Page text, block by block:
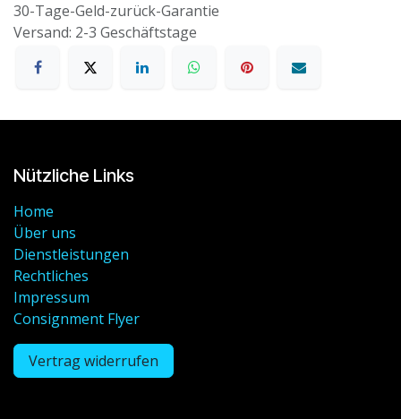
30-Tage-Geld-zurück-Garantie
Versand: 2-3 Geschäftstage
Nützliche Links
Home
Über uns
Dienstleistungen
Rechtliches
Impressum
Consignment Flyer
Vertrag widerrufen